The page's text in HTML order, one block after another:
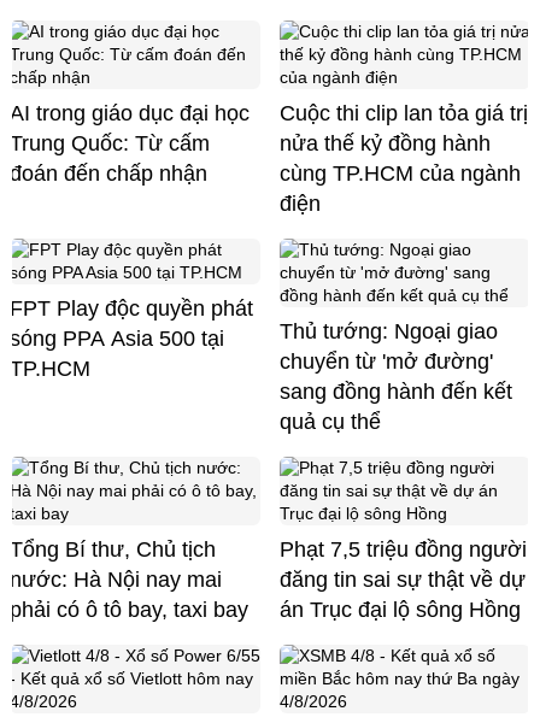
AI trong giáo dục đại học
Trung Quốc: Từ cấm
đoán đến chấp nhận
Cuộc thi clip lan tỏa giá trị
nửa thế kỷ đồng hành
cùng TP.HCM của ngành
điện
FPT Play độc quyền phát
sóng PPA Asia 500 tại
TP.HCM
Thủ tướng: Ngoại giao
chuyển từ 'mở đường'
sang đồng hành đến kết
quả cụ thể
Tổng Bí thư, Chủ tịch
nước: Hà Nội nay mai
phải có ô tô bay, taxi bay
Phạt 7,5 triệu đồng người
đăng tin sai sự thật về dự
án Trục đại lộ sông Hồng